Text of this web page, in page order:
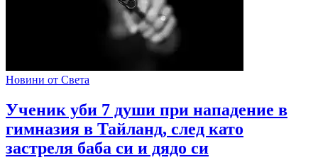
Новини от Света
Ученик уби 7 души при нападение в
гимназия в Тайланд, след като
застреля баба си и дядо си